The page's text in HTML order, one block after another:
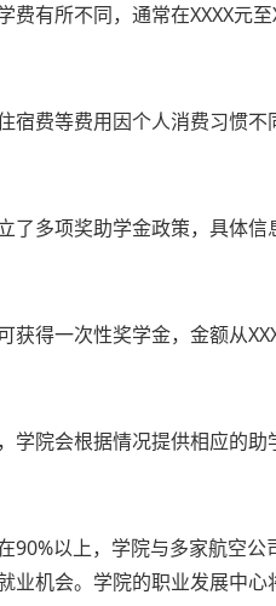
有所不同，通常在XXXX元
宿费等费用因个人消费习惯不
了多项奖助学金政策，具体信
得一次性奖学金，金额从
学院会根据情况提供相应的助
90%以上，学院与多家航空
业机会。学院的职业发展中心